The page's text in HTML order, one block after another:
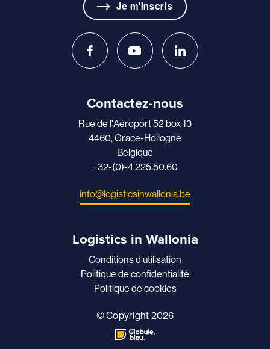
Je m'inscris
Contactez-nous
Rue de l'Aéroport 52 box 13
4460, Grace-Hollogne
Belgique
+32-(0)-4 225.50.60
info@logisticsinwallonia.be
Logistics in Wallonia
Conditions d’utilisation
Politique de confidentialité
Politique de cookies
© Copyright 2026